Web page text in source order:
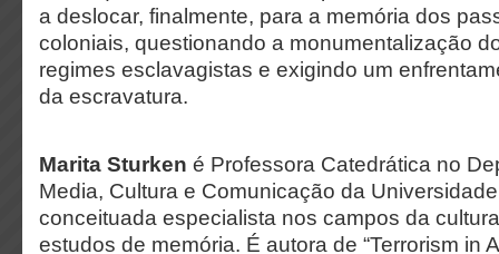
a deslocar, finalmente, para a memória dos
coloniais, questionando a monumentalização
regimes esclavagistas e exigindo um
da escravatura.
Marita Sturken é Professora Catedrática no
Media, Cultura e Comunicação da
conceituada especialista nos campos da
estudos de memória. É autora de “Terrorism in